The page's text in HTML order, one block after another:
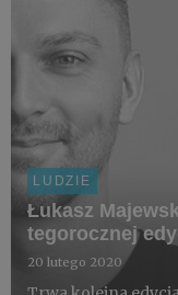
LUDZIE
Łukasz
tegorocznej
20 lutego 2020